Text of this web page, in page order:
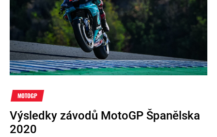
MOTOGP
Výsledky závodů MotoGP Španělska
2020